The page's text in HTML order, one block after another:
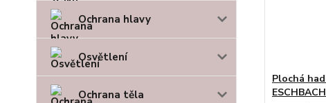
Ochrana hlavy
Osvětlení
Ochrana těla
Plochá